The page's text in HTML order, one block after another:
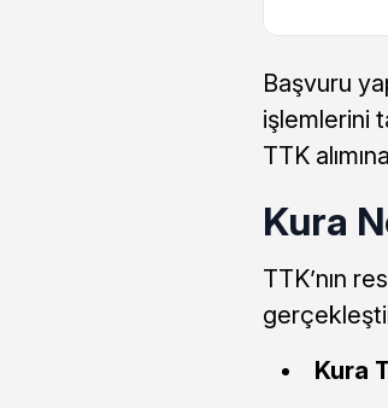
Başvuru
işlemlerini
TTK
Kura
TTK’nın
Kura